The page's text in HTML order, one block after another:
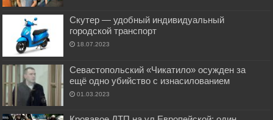
Скутер — удобный индивидуальный
городской транспорт
18.07.2023
Севастопольский «Чикатило» осужден за
ещё одно убийство с изнасилованием
01.03.2023